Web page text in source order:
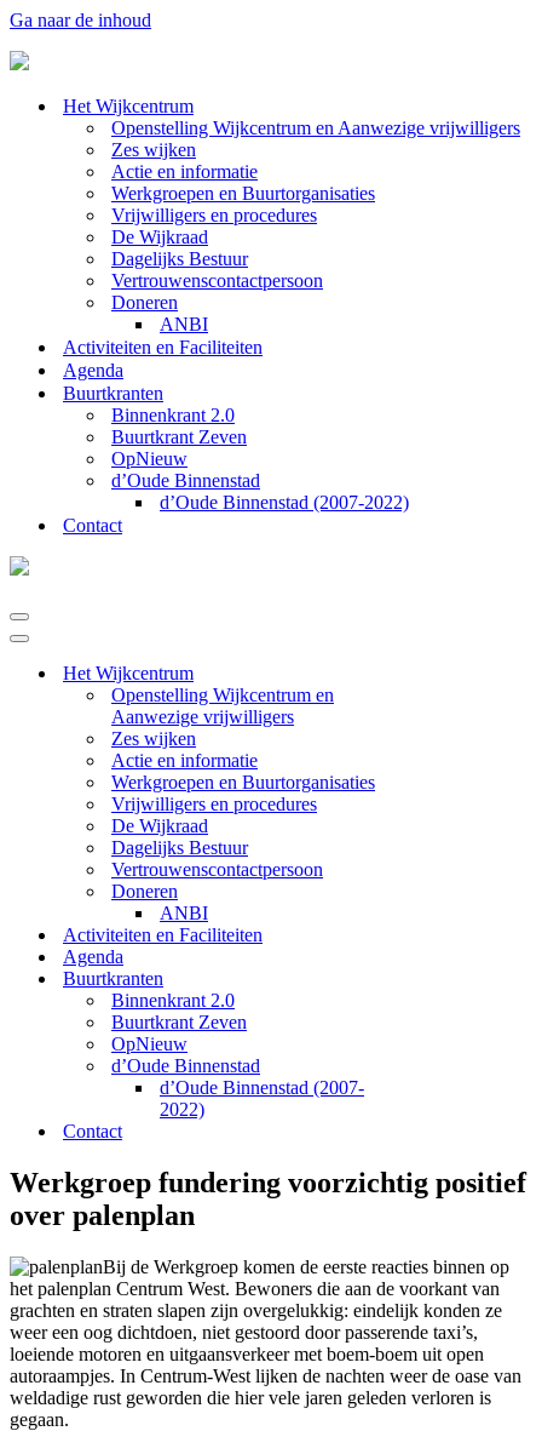
Ga naar de inhoud
Het Wijkcentrum
Openstelling Wijkcentrum en Aanwezige vrijwilligers
Zes wijken
Actie en informatie
Werkgroepen en Buurtorganisaties
Vrijwilligers en procedures
De Wijkraad
Dagelijks Bestuur
Vertrouwenscontactpersoon
Doneren
ANBI
Activiteiten en Faciliteiten
Agenda
Buurtkranten
Binnenkrant 2.0
Buurtkrant Zeven
OpNieuw
d’Oude Binnenstad
d’Oude Binnenstad (2007-2022)
Contact
Navigatie
Menu
Navigatie
Het Wijkcentrum
Openstelling Wijkcentrum en
Aanwezige vrijwilligers
Zes wijken
Actie en informatie
Werkgroepen en Buurtorganisaties
Vrijwilligers en procedures
De Wijkraad
Dagelijks Bestuur
Vertrouwenscontactpersoon
Doneren
ANBI
Activiteiten en Faciliteiten
Agenda
Buurtkranten
Binnenkrant 2.0
Buurtkrant Zeven
OpNieuw
d’Oude Binnenstad
d’Oude Binnenstad (2007-
2022)
Contact
Werkgroep fundering voorzichtig positief
over palenplan
Bij de Werkgroep komen de eerste reacties binnen op
het palenplan Centrum West. Bewoners die aan de voorkant van
grachten en straten slapen zijn overgelukkig: eindelijk konden ze
weer een oog dichtdoen, niet gestoord door passerende taxi’s,
loeiende motoren en uitgaansverkeer met boem-boem uit open
autoraampjes. In Centrum-West lijken de nachten weer de oase van
weldadige rust geworden die hier vele jaren geleden verloren is
gegaan.